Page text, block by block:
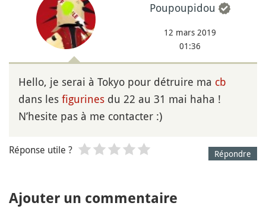
Poupoupidou
12 mars 2019
01:36
Hello, je serai à Tokyo pour détruire ma cb
dans les figurines du 22 au 31 mai haha !
N’hesite pas à me contacter :)
Répondre
Réponse utile ?
Ajouter un commentaire